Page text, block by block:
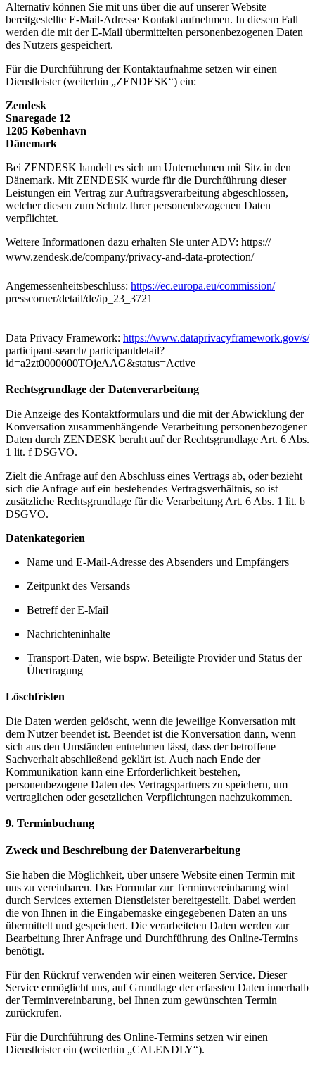
Alternativ können Sie mit uns über die auf unserer Website
bereitgestellte E-Mail-Adresse Kontakt aufnehmen. In diesem Fall
werden die mit der E-Mail übermittelten personenbezogenen Daten
des Nutzers gespeichert.
Für die Durchführung der Kontaktaufnahme setzen wir einen
Dienstleister (weiterhin „ZENDESK“) ein:
Zendesk
Snaregade 12
1205 København
Dänemark
Bei ZENDESK handelt es sich um Unternehmen mit Sitz in den
Dänemark. Mit ZENDESK wurde für die Durchführung dieser
Leistungen ein Vertrag zur Auftragsverarbeitung abgeschlossen,
welcher diesen zum Schutz Ihrer personenbezogenen Daten
verpflichtet.
Weitere Informationen dazu erhalten Sie unter ADV: https://
www.zendesk.de/company/privacy-and-data-protection/
Angemessenheitsbeschluss: https://ec.europa.eu/commission/
presscorner/detail/de/ip_23_3721
Data Privacy Framework: https://www.dataprivacyframework.gov/s/
participant-search/ participantdetail?
id=a2zt0000000TOjeAAG&status=Active
Rechtsgrundlage der Datenverarbeitung
Die Anzeige des Kontaktformulars und die mit der Abwicklung der
Konversation zusammenhängende Verarbeitung personenbezogener
Daten durch ZENDESK beruht auf der Rechtsgrundlage Art. 6 Abs.
1 lit. f DSGVO.
Zielt die Anfrage auf den Abschluss eines Vertrags ab, oder bezieht
sich die Anfrage auf ein bestehendes Vertragsverhältnis, so ist
zusätzliche Rechtsgrundlage für die Verarbeitung Art. 6 Abs. 1 lit. b
DSGVO.
Datenkategorien
Name und E-Mail-Adresse des Absenders und Empfängers
Zeitpunkt des Versands
Betreff der E-Mail
Nachrichteninhalte
Transport-Daten, wie bspw. Beteiligte Provider und Status der
Übertragung
Löschfristen
Die Daten werden gelöscht, wenn die jeweilige Konversation mit
dem Nutzer beendet ist. Beendet ist die Konversation dann, wenn
sich aus den Umständen entnehmen lässt, dass der betroffene
Sachverhalt abschließend geklärt ist. Auch nach Ende der
Kommunikation kann eine Erforderlichkeit bestehen,
personenbezogene Daten des Vertragspartners zu speichern, um
vertraglichen oder gesetzlichen Verpflichtungen nachzukommen.
9. Terminbuchung
Zweck und Beschreibung der Datenverarbeitung
Sie haben die Möglichkeit, über unsere Website einen Termin mit
uns zu vereinbaren. Das Formular zur Terminvereinbarung wird
durch Services externen Dienstleister bereitgestellt. Dabei werden
die von Ihnen in die Eingabemaske eingegebenen Daten an uns
übermittelt und gespeichert. Die verarbeiteten Daten werden zur
Bearbeitung Ihrer Anfrage und Durchführung des Online-Termins
benötigt.
Für den Rückruf verwenden wir einen weiteren Service. Dieser
Service ermöglicht uns, auf Grundlage der erfassten Daten innerhalb
der Terminvereinbarung, bei Ihnen zum gewünschten Termin
zurückrufen.
Für die Durchführung des Online-Termins setzen wir einen
Dienstleister ein (weiterhin „CALENDLY“).